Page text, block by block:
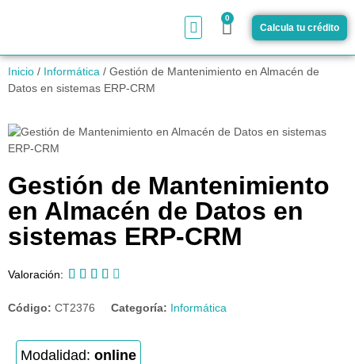
0
Calcula tu crédito
Inicio / Informática / Gestión de Mantenimiento en Almacén de
Datos en sistemas ERP-CRM
Gestión de Mantenimiento
en Almacén de Datos en
sistemas ERP-CRM
Valoración:     
Código: CT2376 Categoría: Informática
Modalidad: online